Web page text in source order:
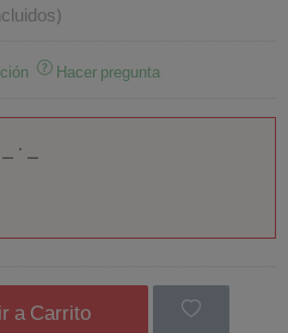
Hacer pregunta
a Carrito